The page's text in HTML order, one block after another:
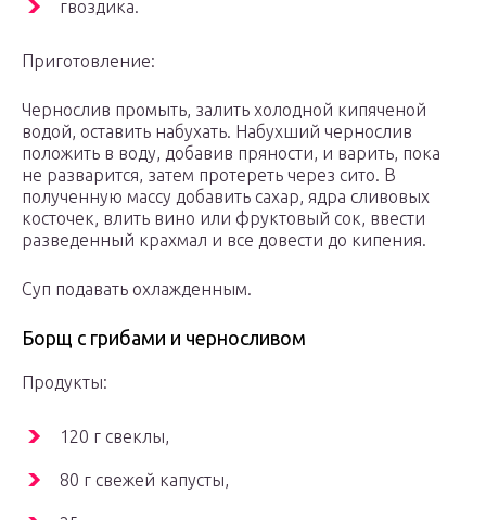
гвоздика.
Приготовление:
Чернослив промыть, залить холодной кипяченой
водой, оставить набухать. Набухший чернослив
положить в воду, добавив пряности, и варить, пока
не разварится, затем протереть через сито. В
полученную массу добавить сахар, ядра сливовых
косточек, влить вино или фруктовый сок, ввести
разведенный крахмал и все довести до кипения.
Суп подавать охлажденным.
Борщ с грибами и черносливом
Продукты:
120 г свеклы,
80 г свежей капусты,